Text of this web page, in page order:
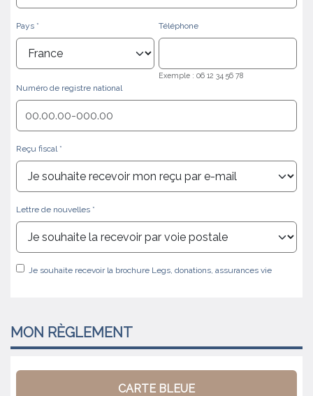
Pays Téléphone
Exemple : 06 12 34 56 78
Numéro de registre national
Reçu fiscal
Lettre de nouvelles
Je souhaite recevoir la brochure Legs, donations, assurances vie
MON RÈGLEMENT
CARTE BLEUE